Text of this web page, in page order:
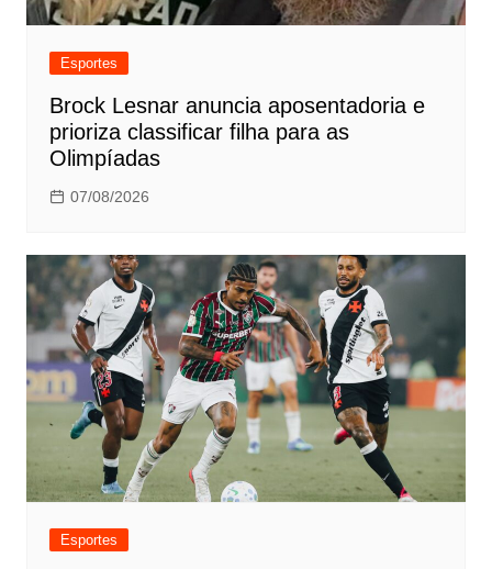
Esportes
Brock Lesnar anuncia aposentadoria e
prioriza classificar filha para as
Olimpíadas
07/08/2026
Esportes